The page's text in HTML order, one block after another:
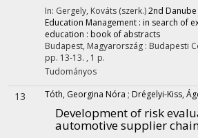
In: Gergely, Kováts (szerk.)2nd
Education Management : in search of
education : book of abstracts
Budapest, Magyarország : Budapesti
pp. 13-13. , 1 p.
Tudományos
13 Tóth, Georgina Nóra ; Drégelyi-Kiss,
Development of risk
automotive supplier